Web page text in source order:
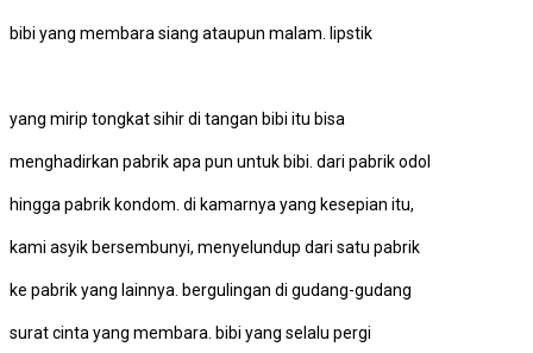
bibi yang membara siang ataupun malam. lipstik
yang mirip tongkat sihir di tangan bibi itu bisa
menghadirkan pabrik apa pun untuk bibi. dari pabrik odol
hingga pabrik kondom. di kamarnya yang kesepian itu,
kami asyik bersembunyi, menyelundup dari satu pabrik
ke pabrik yang lainnya. bergulingan di gudang-gudang
surat cinta yang membara. bibi yang selalu pergi